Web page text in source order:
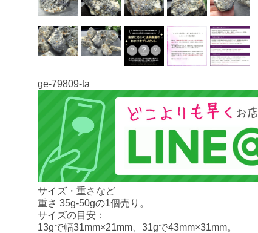
ge-79809-ta
サイズ・重さなど
重さ 35g-50gの1個売り。
サイズの目安：
13gで幅31mm×21mm、31gで43mm×31mm。